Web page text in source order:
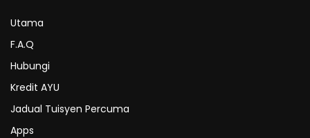
Utama
F.A.Q
Hubungi
Kredit AYU
Jadual Tuisyen Percuma
Apps